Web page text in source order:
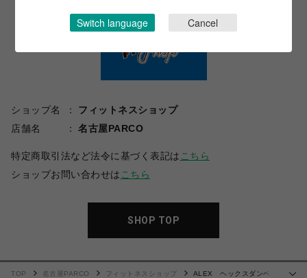
ショップ名
フィットネスショップ
店舗名
名古屋PARCO
特定商取引法など法令に基づく表記は こちら
ショップお問い合わせは こちら
SHOP TOP
TOP 名古屋PARCO フィットネスショップ
ALEX ヘックスダンベ
Switch language Cancel